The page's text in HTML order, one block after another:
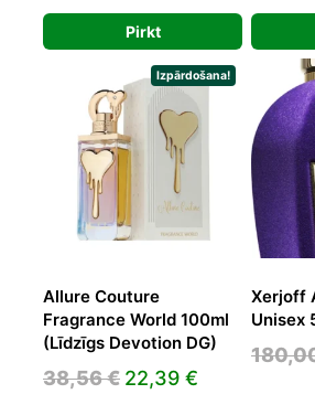
price
was:
45,00 €.
price
is:
23,60 €.
Pirkt
Izpārdošana!
Allure Couture
Fragrance World 100ml
(Līdzīgs Devotion DG)
38,56€ Original
22,39 €
Xerjoff
Unisex